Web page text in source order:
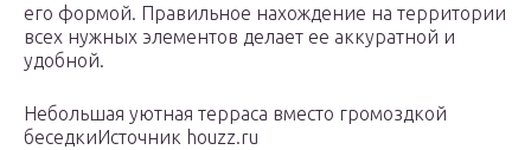
его формой. Правильное нахождение на территории
всех нужных элементов делает ее аккуратной и
удобной.
Небольшая уютная терраса вместо громоздкой
беседкиИсточник houzz.ru